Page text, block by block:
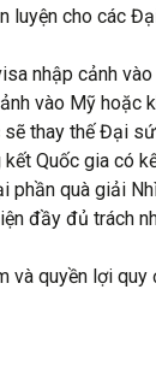
luyện cho các
nhập cảnh vào
vào Mỹ hoặc
sẽ thay thế Đại
Quốc gia có
phần quà giải
đầy đủ trách
và quyền lợi quy